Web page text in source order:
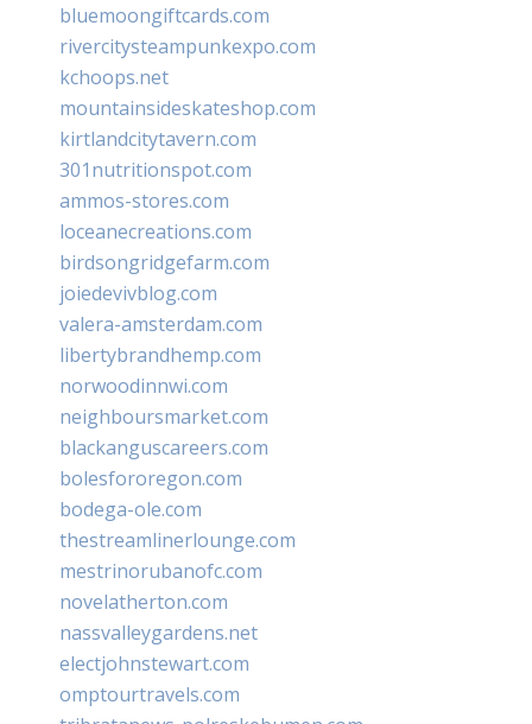
bluemoongiftcards.com
rivercitysteampunkexpo.com
kchoops.net
mountainsideskateshop.com
kirtlandcitytavern.com
301nutritionspot.com
ammos-stores.com
loceanecreations.com
birdsongridgefarm.com
joiedevivblog.com
valera-amsterdam.com
libertybrandhemp.com
norwoodinnwi.com
neighboursmarket.com
blackanguscareers.com
bolesfororegon.com
bodega-ole.com
thestreamlinerlounge.com
mestrinorubanofc.com
novelatherton.com
nassvalleygardens.net
electjohnstewart.com
omptourtravels.com